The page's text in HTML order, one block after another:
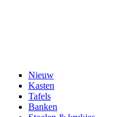
Nieuw
Kasten
Tafels
Banken